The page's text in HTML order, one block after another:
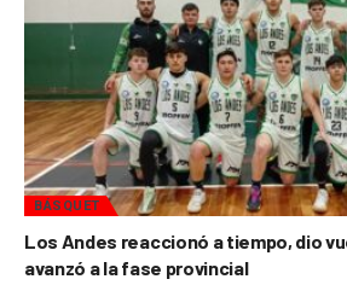
BÁSQUET
Los Andes reaccionó a tiempo, dio
avanzó a la fase provincial